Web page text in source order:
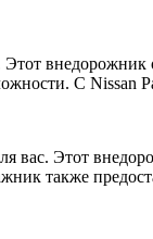
С Nissan
вас. Этот
также